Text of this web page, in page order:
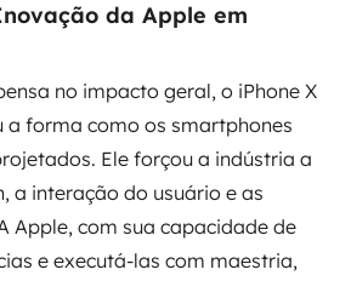
da Apple em
no impacto geral, o iPhone X
a forma como os smartphones
Ele forçou a indústria a
a interação do usuário e as
Apple, com sua capacidade de
e executá-las com maestria,